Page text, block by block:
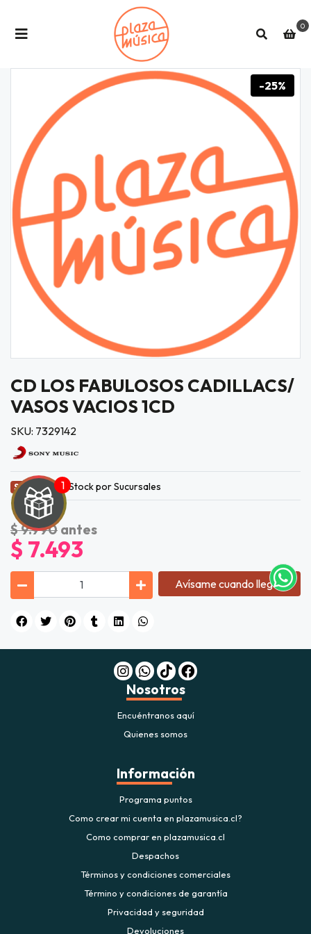
web
0
-25%
CD LOS FABULOSOS CADILLACS/
VASOS VACIOS 1CD
SKU: 7329142
Sin Stock Stock por Sucursales
$ 9.990 antes
$ 7.493
Avísame cuando llegue
Nosotros
Encuéntranos aquí
Quienes somos
Información
Programa puntos
Como crear mi cuenta en plazamusica.cl?
Como comprar en plazamusica.cl
Despachos
Términos y condiciones comerciales
Término y condiciones de garantía
Privacidad y seguridad
Devoluciones